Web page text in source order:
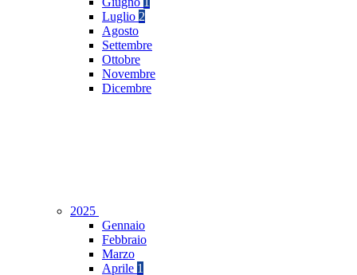
Luglio 2
Agosto
Settembre
Ottobre
Novembre
Dicembre
2025
Gennaio
Febbraio
Marzo
Aprile 1